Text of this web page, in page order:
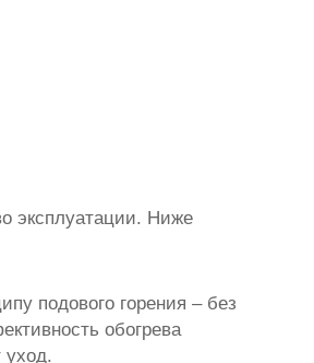
эксплуатации. Ниже
подового горения – без
обогрева